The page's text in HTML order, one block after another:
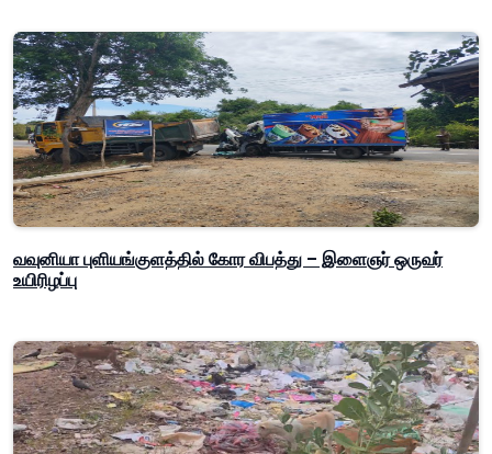
வவுனியா புளியங்குளத்தில் கோர விபத்து – இளைஞர் ஒருவர்
உயிரிழப்பு